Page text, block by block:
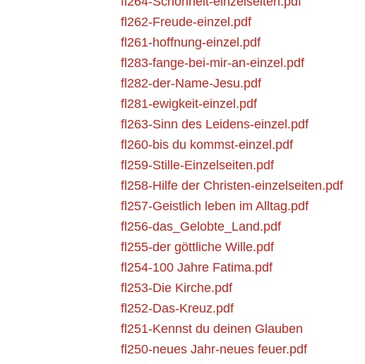
fl262-Freude-einzel.pdf
fl261-hoffnung-einzel.pdf
fl283-fange-bei-mir-an-einzel.pdf
fl282-der-Name-Jesu.pdf
fl281-ewigkeit-einzel.pdf
fl263-Sinn des Leidens-einzel.pdf
fl260-bis du kommst-einzel.pdf
fl259-Stille-Einzelseiten.pdf
fl258-Hilfe der Christen-einzelseiten.pdf
fl257-Geistlich leben im Alltag.pdf
fl256-das_Gelobte_Land.pdf
fl255-der göttliche Wille.pdf
fl254-100 Jahre Fatima.pdf
fl253-Die Kirche.pdf
fl252-Das-Kreuz.pdf
fl251-Kennst du deinen Glauben
fl250-neues Jahr-neues feuer.pdf